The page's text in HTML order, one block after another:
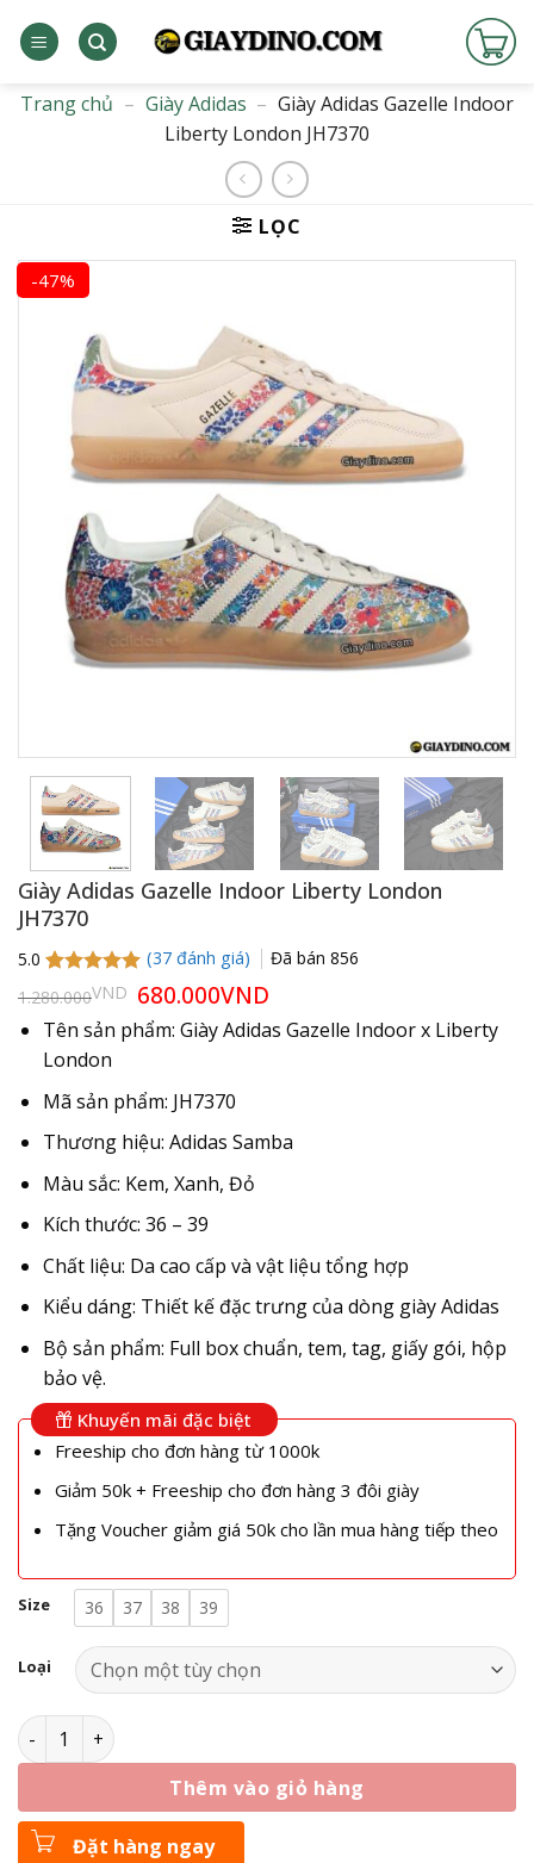
qua
dungTrang chủ – Giày Adidas – Giày Adidas Gazelle Indoor
Liberty London JH7370
LỌC
-47%
Giày Adidas Gazelle Indoor Liberty London
JH7370
5.0
5.0trên 5
dựa trên
37
đánh giá
(37đánh giá) Đã bán 856
1.280.000VND Giá
gốc
là:
1.280.000VND.
680.000VND
tại
là:
Tên sản phẩm: Giày Adidas Gazelle Indoor x Liberty
London
Mã sản phẩm: JH7370
Thương hiệu: Adidas Samba
Màu sắc: Kem, Xanh, Đỏ
Kích thước: 36 – 39
Chất liệu: Da cao cấp và vật liệu tổng hợp
Kiểu dáng: Thiết kế đặc trưng của dòng giày Adidas
Bộ sản phẩm: Full box chuẩn, tem, tag, giấy gói, hộp
bảo vệ.
Khuyến mãi đặc biệt
Freeship cho đơn hàng từ 1000k
Giảm 50k + Freeship cho đơn hàng 3 đôi giày
Tặng Voucher giảm giá 50k cho lần mua hàng tiếp theo
Size 36 37 38 39
Loại
Giày Adidas Gazelle Indoor Liberty London JH7370 số lượng
Thêm vào giỏ hàng
Đặt hàng ngay